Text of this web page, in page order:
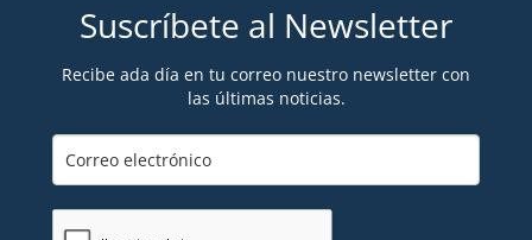
Suscríbete al Newsletter
Recibe ada día en tu correo nuestro newsletter con
las últimas noticias.